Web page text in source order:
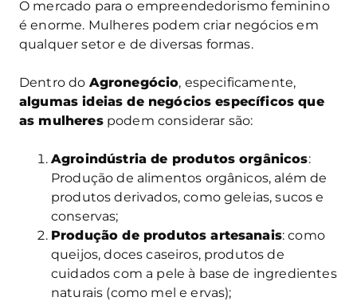
O mercado para o empreendedorismo feminino
é enorme. Mulheres podem criar negócios em
qualquer setor e de diversas formas.
Dentro do Agronegócio, especificamente,
algumas ideias de negócios específicos que
as mulherespodem considerar são:
Agroindústria de produtos orgânicos:
Produção de alimentos orgânicos, além de
produtos derivados, como geleias, sucos e
conservas;
Produção de produtos artesanais: como
queijos, doces caseiros, produtos de
cuidados com a pele à base de ingredientes
naturais (como mel e ervas);